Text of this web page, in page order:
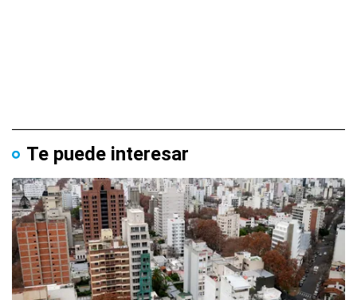
Te puede interesar